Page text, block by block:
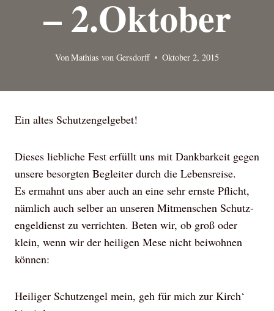
– 2.Oktober
VonMathias von Gersdorff Oktober 2, 2015
Ein altes Schutzengelgebet!
Dieses liebliche Fest erfüllt uns mit Dankbarkeit gegen
unsere besorgten Begleiter durch die Lebensreise.
Es ermahnt uns aber auch an eine sehr ernste Pflicht,
nämlich auch selber an unseren Mitmenschen Schutz-
engeldienst zu verrichten. Beten wir, ob groß oder
klein, wenn wir der heiligen Mese nicht beiwohnen
können:
Heiliger Schutzengel mein, geh für mich zur Kirch‘